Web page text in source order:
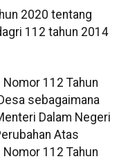
2020 tentang
112 tahun 2014
112 Tahun
sebagaimana
Dalam Negeri
Atas
112 Tahun